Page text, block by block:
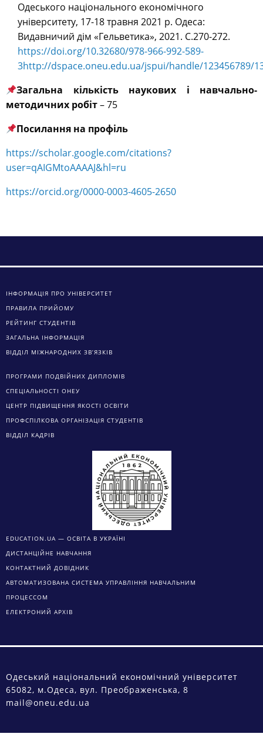
Одеського національного економічного
університету, 17-18 травня 2021 р. Одеса:
Видавничий дім «Гельветика», 2021. С.270-272.
https://doi.org/10.32680/978-966-992-589-
3http://dspace.oneu.edu.ua/jspui/handle/123456789/
Загальна кількість наукових і навчально-
методичних робіт– 75
Посилання на профіль
https://scholar.google.com/citations?
user=qAIGMtoAAAAJ&hl=ru
https://orcid.org/0000-0003-4605-2650
ІНФОРМАЦІЯ ПРО УНІВЕРСИТЕТ
ПРАВИЛА ПРИЙОМУ
РЕЙТИНГ СТУДЕНТІВ
ЗАГАЛЬНА ІНФОРМАЦІЯ
ВІДДІЛ МІЖНАРОДНИХ ЗВ’ЯЗКІВ
ПРОГРАМИ ПОДВІЙНИХ ДИПЛОМІВ
СПЕЦІАЛЬНОСТІ ОНЕУ
ЦЕНТР ПІДВИЩЕННЯ ЯКОСТІ ОСВІТИ
ПРОФСПІЛКОВА ОРГАНІЗАЦІЯ СТУДЕНТІВ
ВІДДІЛ КАДРІВ
EDUCATION.UA — ОСВІТА В УКРАЇНІ
ДИСТАНЦІЙНЕ НАВЧАННЯ
КОНТАКТНИЙ ДОВІДНИК
АВТОМАТИЗОВАНА СИСТЕМА УПРАВЛІННЯ НАВЧАЛЬНИМ
ПРОЦЕССОМ
ЕЛЕКТРОНИЙ АРХІВ
Одеський національний економічний університет
65082, м.Одеса, вул. Преображенська, 8
mail@oneu.edu.ua